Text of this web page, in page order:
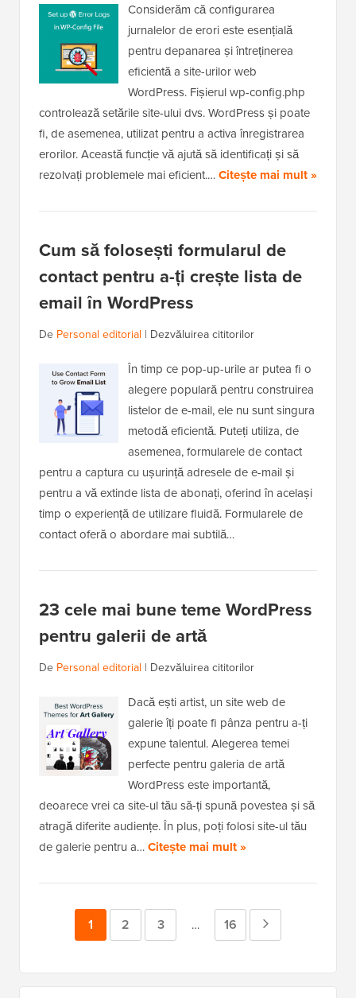
Considerăm că configurarea
jurnalelor de erori este esențială
pentru depanarea și întreținerea
eficientă a site-urilor web
WordPress. Fișierul wp-config.php
controlează setările site-ului dvs. WordPress și poate
fi, de asemenea, utilizat pentru a activa înregistrarea
erorilor. Această funcție vă ajută să identificați și să
rezolvați problemele mai eficient.…Citește mai mult »
Cum să folosești formularul de
contact pentru a-ți crește lista de
email în WordPress
De Personal editorial | Dezvăluirea cititorilor
În timp ce pop-up-urile ar putea fi o
alegere populară pentru construirea
listelor de e-mail, ele nu sunt singura
metodă eficientă. Puteți utiliza, de
asemenea, formularele de contact
pentru a captura cu ușurință adresele de e-mail și
pentru a vă extinde lista de abonați, oferind în același
timp o experiență de utilizare fluidă. Formularele de
contact oferă o abordare mai subtilă…
23 cele mai bune teme WordPress
pentru galerii de artă
De Personal editorial | Dezvăluirea cititorilor
Dacă ești artist, un site web de
galerie îți poate fi pânza pentru a-ți
expune talentul. Alegerea temei
perfecte pentru galeria de artă
WordPress este importantă,
deoarece vrei ca site-ul tău să-ți spună povestea și să
atragă diferite audiențe. În plus, poți folosi site-ul tău
de galerie pentru a…Citește mai mult »
Pagina
1 Pagina
2 Pagina
3
Pagini
intermediare
… Pagina
16